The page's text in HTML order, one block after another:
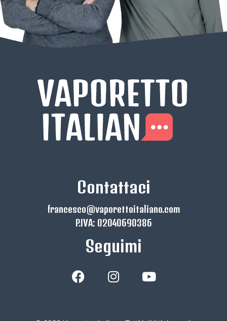
Contattaci
francesco@vaporettoitaliano.com
P.IVA: 02040690386
Seguimi